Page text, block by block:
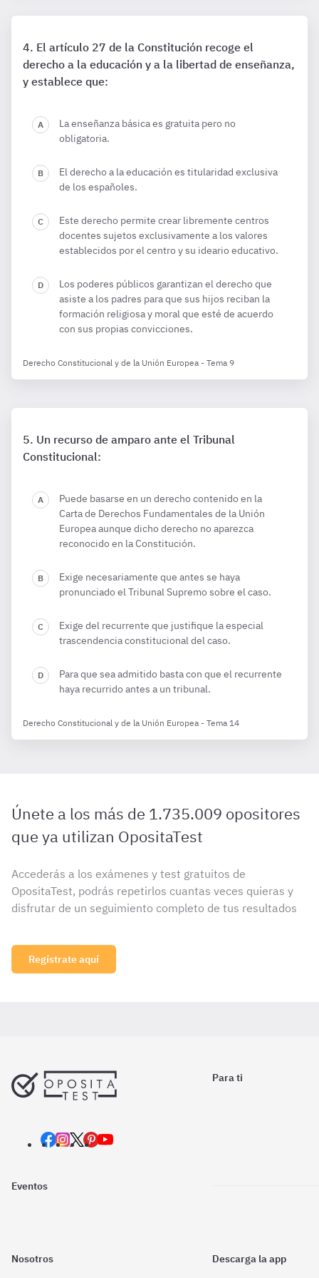
El artículo 27 de la Constitución recoge el
derecho a la educación y a la libertad de enseñanza,
y establece que:
La enseñanza básica es gratuita pero no
obligatoria.
El derecho a la educación es titularidad exclusiva
de los españoles.
Este derecho permite crear libremente centros
docentes sujetos exclusivamente a los valores
establecidos por el centro y su ideario educativo.
Los poderes públicos garantizan el derecho que
asiste a los padres para que sus hijos reciban la
formación religiosa y moral que esté de acuerdo
con sus propias convicciones.
Derecho Constitucional y de la Unión Europea - Tema 9
Un recurso de amparo ante el Tribunal
Constitucional:
Puede basarse en un derecho contenido en la
Carta de Derechos Fundamentales de la Unión
Europea aunque dicho derecho no aparezca
reconocido en la Constitución.
Exige necesariamente que antes se haya
pronunciado el Tribunal Supremo sobre el caso.
Exige del recurrente que justifique la especial
trascendencia constitucional del caso.
Para que sea admitido basta con que el recurrente
haya recurrido antes a un tribunal.
Derecho Constitucional y de la Unión Europea - Tema 14
Únete a los más de 1.735.009 opositores
que ya utilizan OpositaTest
Accederás a los exámenes y test gratuitos de
OpositaTest, podrás repetirlos cuantas veces quieras y
disfrutar de un seguimiento completo de tus resultados
Regístrate aquí
Para ti
Eventos
Nosotros Descarga la app